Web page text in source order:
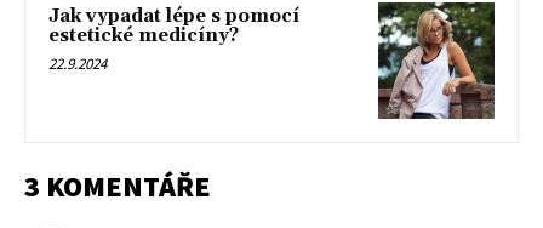
Jak vypadat lépe s pomocí
estetické medicíny?
22.9.2024
3 KOMENTÁŘE